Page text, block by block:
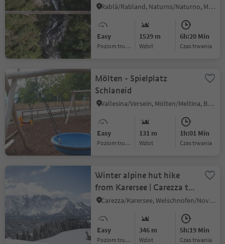
1.000 scales-canyon
Rablà/Rabland, Naturns/Naturno, Meran/Merano and environs
Easy
Poziom trudności
1529 m
Wzlot
6h:20 Min
czas trwania
Mölten - Spielplatz
Schlaneid
Vallesina/Versein, Mölten/Meltina, Bolzano/Bozen and environs
Easy
Poziom trudności
131 m
Wzlot
1h:01 Min
czas trwania
Winter alpine hut hike
from Karersee | Carezza to
Welschnofen | Nova
Carezza/Karersee, Welschnofen/Nova Levante, Dolomites Region Eggental
Easy
Poziom trudności
346 m
Wzlot
5h:19 Min
czas trwania